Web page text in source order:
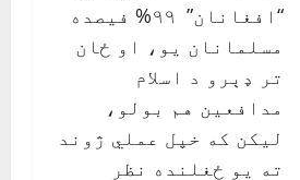
“افغانان” ۹۹% فيصده
مسلمانان يو، او ځان
تر ډېرو د اسلام
مدافعين هم بولو،
ليکن که خپل عملي ژوند
ته يو ځغلنده نظر